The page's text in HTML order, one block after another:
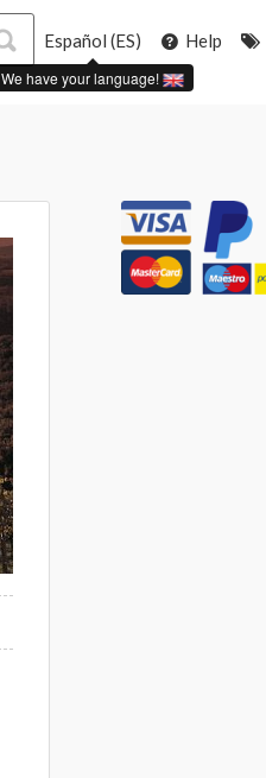
Español (ES)
We have your language!
Help